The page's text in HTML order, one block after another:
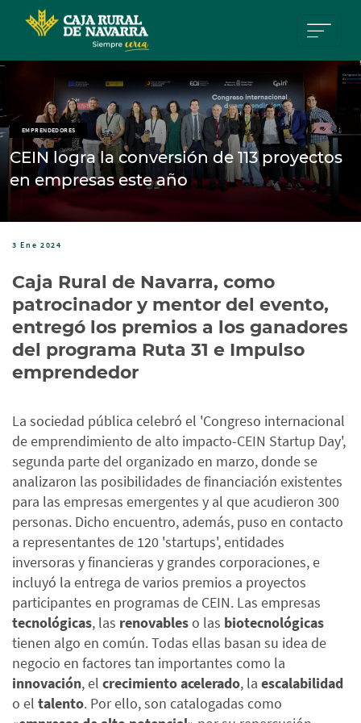
EMPRENDEDORES
CEIN logra la conversión de 113 proyectos
en empresas este año
3 Ene 2024
Caja Rural de Navarra, como
patrocinador y mentor del evento,
entregó los premios a los ganadores
del programa Ruta 31 e Impulso
emprendedor
La sociedad pública celebró el 'Congreso internacional
de emprendimiento de alto impacto-CEIN Startup Day',
segunda parte del organizado en marzo, donde se
analizaron las posibilidades de financiación existentes
para las empresas emergentes y al que acudieron 300
personas. Dicho encuentro, además, puso en contacto
a representantes de 120 'startups', entidades
inversoras y financieras y grandes corporaciones, e
incluyó la entrega de varios premios a proyectos
participantes en programas de CEIN. Las empresas
tecnológicas, las renovableso las biotecnológicas
tienen algo en común. Todas ellas basan su idea de
negocio en factores tan importantes como la
innovación, el crecimiento acelerado, la escalabilidad
o el talento. Por ello, son catalogadas como